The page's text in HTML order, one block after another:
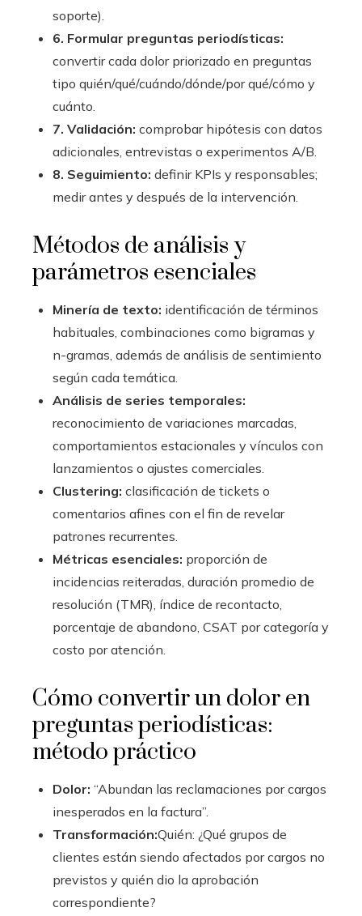
soporte).
6. Formular preguntas periodísticas:
convertir cada dolor priorizado en preguntas
tipo quién/qué/cuándo/dónde/por qué/cómo y
cuánto.
7. Validación: comprobar hipótesis con datos
adicionales, entrevistas o experimentos A/B.
8. Seguimiento: definir KPIs y responsables;
medir antes y después de la intervención.
Métodos de análisis y
parámetros esenciales
Minería de texto: identificación de términos
habituales, combinaciones como bigramas y
n-gramas, además de análisis de sentimiento
según cada temática.
Análisis de series temporales:
reconocimiento de variaciones marcadas,
comportamientos estacionales y vínculos con
lanzamientos o ajustes comerciales.
Clustering: clasificación de tickets o
comentarios afines con el fin de revelar
patrones recurrentes.
Métricas esenciales: proporción de
incidencias reiteradas, duración promedio de
resolución (TMR), índice de recontacto,
porcentaje de abandono, CSAT por categoría y
costo por atención.
Cómo convertir un dolor en
preguntas periodísticas:
método práctico
Dolor: “Abundan las reclamaciones por cargos
inesperados en la factura”.
Transformación:Quién: ¿Qué grupos de
clientes están siendo afectados por cargos no
previstos y quién dio la aprobación
correspondiente?